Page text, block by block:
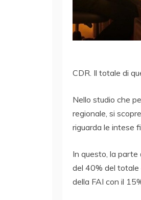
CDR. Il totale di
Nello studio che
regionale, si
riguarda le intese
In questo, la parte
del 40% del totale
della FAI con il